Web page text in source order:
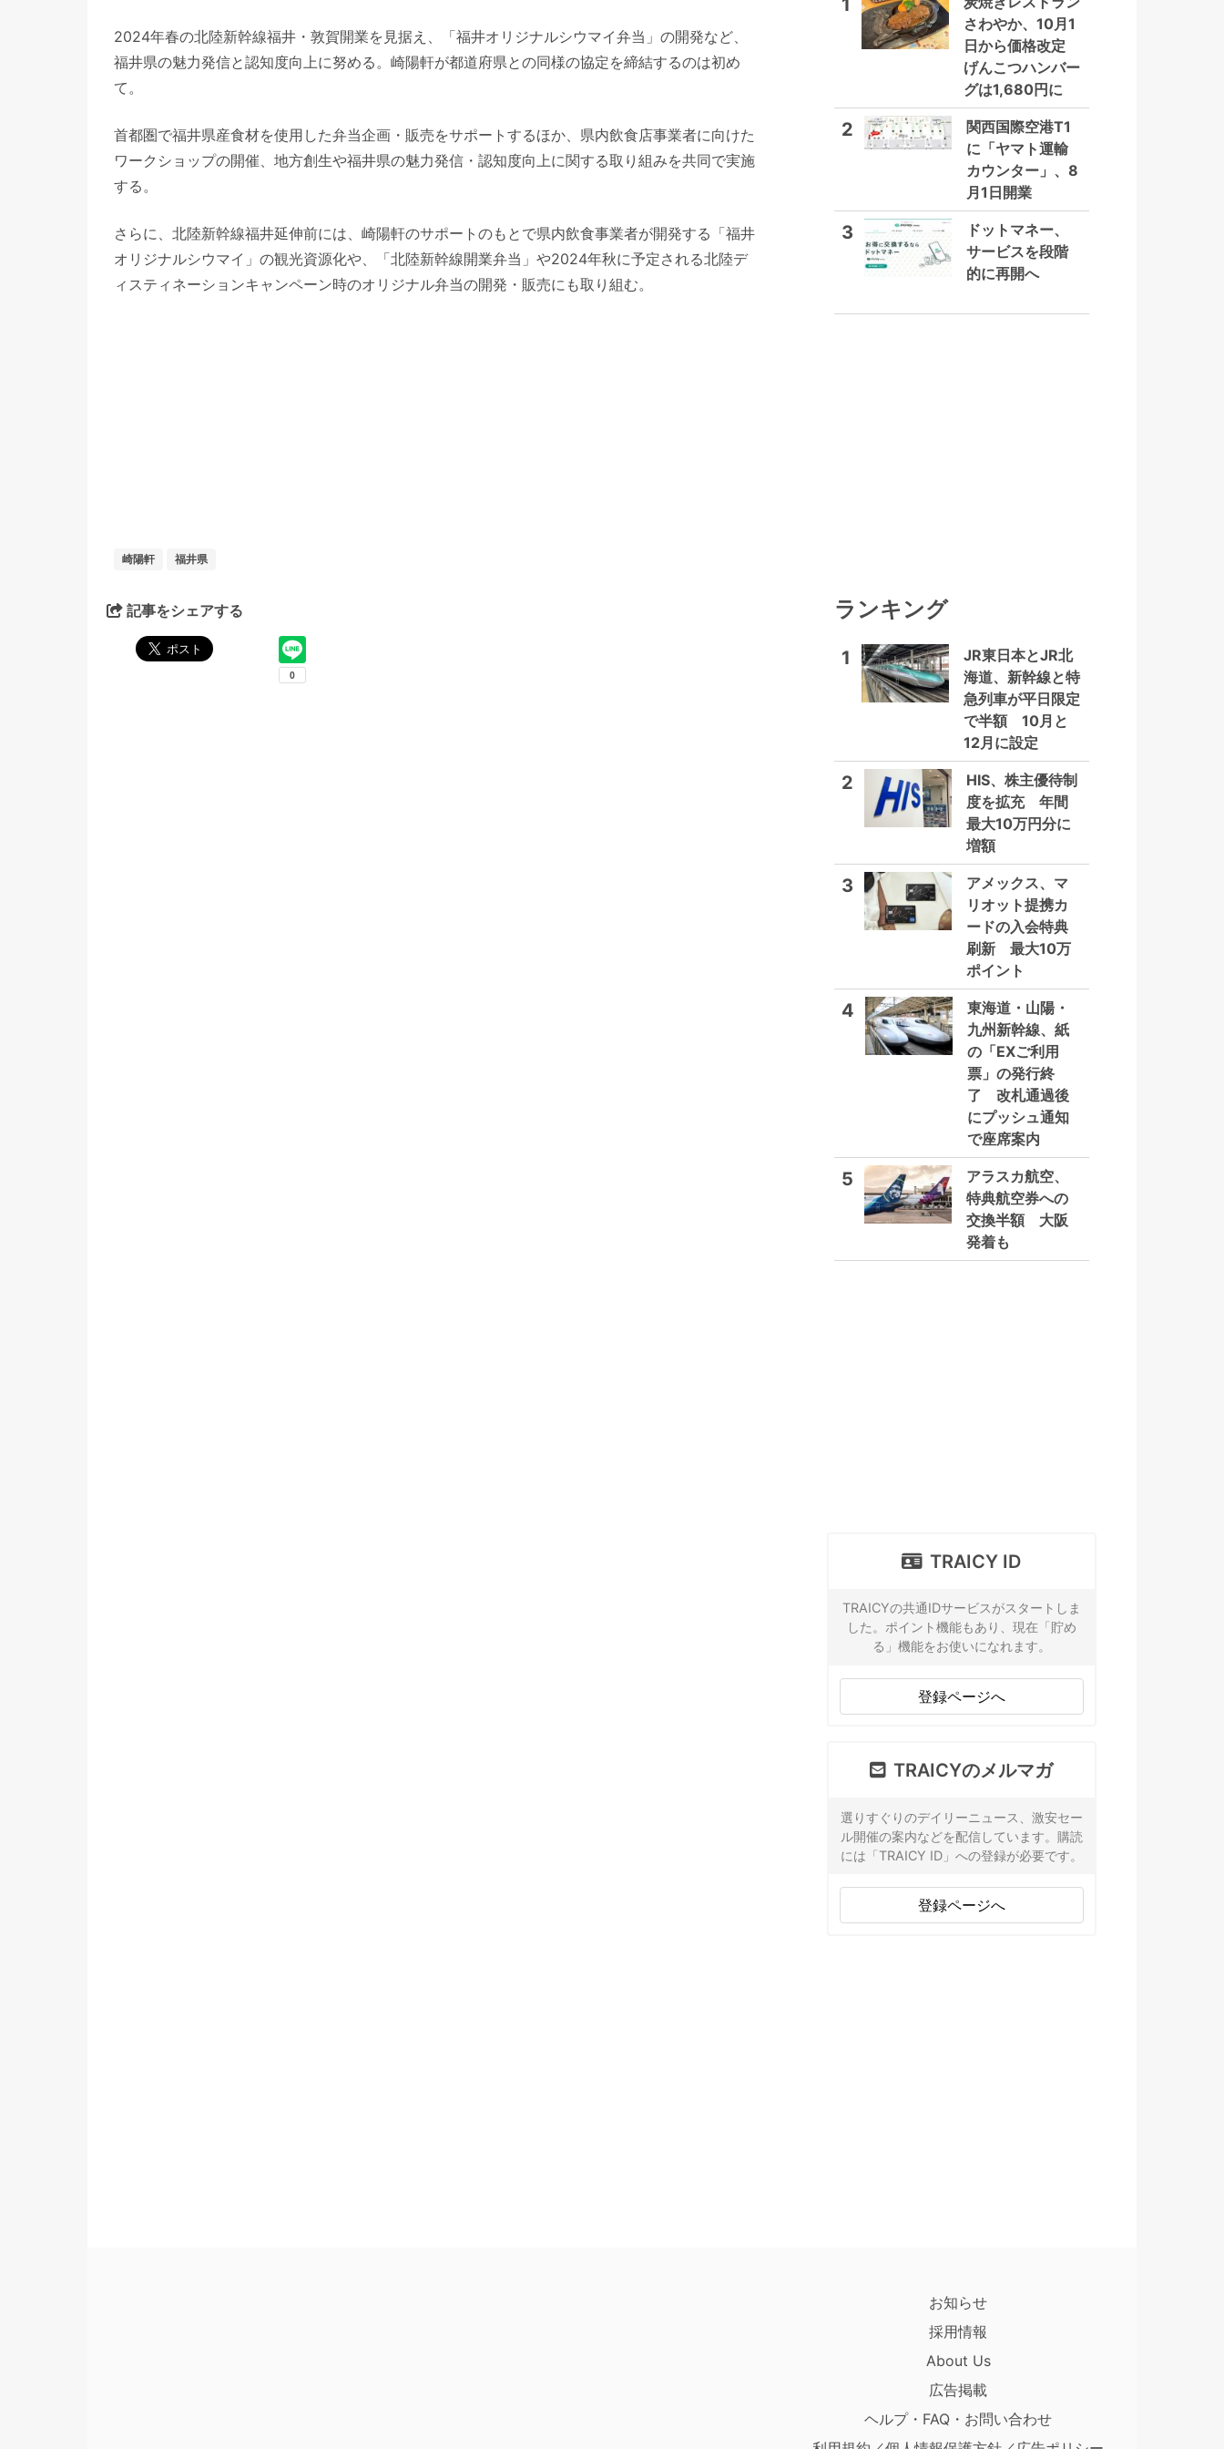
2024年春の北陸新幹線福井・敦賀開業を見据え、「福井オリジナルシウマイ弁当」の開発など、
福井県の魅力発信と認知度向上に努める。崎陽軒が都道府県との同様の協定を締結するのは初め
て。
首都圏で福井県産食材を使用した弁当企画・販売をサポートするほか、県内飲食店事業者に向けた
ワークショップの開催、地方創生や福井県の魅力発信・認知度向上に関する取り組みを共同で実施
する。
さらに、北陸新幹線福井延伸前には、崎陽軒のサポートのもとで県内飲食事業者が開発する「福井
オリジナルシウマイ」の観光資源化や、「北陸新幹線開業弁当」や2024年秋に予定される北陸デ
ィスティネーションキャンペーン時のオリジナル弁当の開発・販売にも取り組む。
崎陽軒 福井県
記事をシェアする
1
さわやか、10月1
日から価格改定
げんこつハンバー
グは1,680円に
2
関西国際空港T1
に「ヤマト運輸
カウンター」、8
月1日開業
3
ドットマネー、
サービスを段階
的に再開へ
ランキング
1
JR東日本とJR北
海道、新幹線と特
急列車が平日限定
で半額 10月と
12月に設定
2
HIS、株主優待制
度を拡充 年間
最大10万円分に
増額
3
アメックス、マ
リオット提携カ
ードの入会特典
刷新 最大10万
ポイント
4
東海道・山陽・
九州新幹線、紙
の「EXご利用
票」の発行終
了 改札通過後
にプッシュ通知
で座席案内
5
アラスカ航空、
特典航空券への
交換半額 大阪
発着も
TRAICY ID
TRAICYの共通IDサービスがスタートしま
した。ポイント機能もあり、現在「貯め
る」機能をお使いになれます。
登録ページへ
TRAICYのメルマガ
選りすぐりのデイリーニュース、激安セー
ル開催の案内などを配信しています。購読
には「TRAICY ID」への登録が必要です。
登録ページへ
お知らせ
採用情報
About Us
広告掲載
ヘルプ・FAQ・お問い合わせ